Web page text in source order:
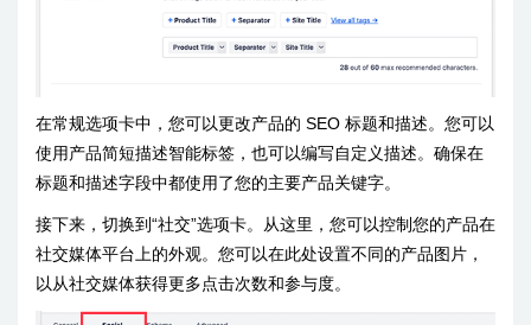
在常规选项卡中，您可以更改产品的 SEO 标题和描述。您可以
使用产品简短描述智能标签，也可以编写自定义描述。确保在
标题和描述字段中都使用了您的主要产品关键字。
接下来，切换到“社交”选项卡。从这里，您可以控制您的产品在
社交媒体平台上的外观。您可以在此处设置不同的产品图片，
以从社交媒体获得更多点击次数和参与度。